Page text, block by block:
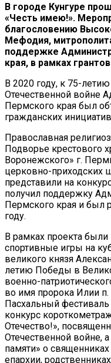
В городе Кунгуре
«Честь имею!».
благословению
Мефодия,
поддержке
края, в рамках
В 2020 году, к 75-
Отечественной войне
Пермского края был
гражданских
Православная
Подворье крестового
Воронежского» г.
церковно-приходских
представили на
получил поддержку
Пермского края и был
году.
В рамках проекта
спортивные игры на
великого князя
летию Победы в
военно-
во имя пророка Илии
Пасхальный фестиваль
конкурс
Отечество!»,
Отечественной войне,
памяти» о
епархии,